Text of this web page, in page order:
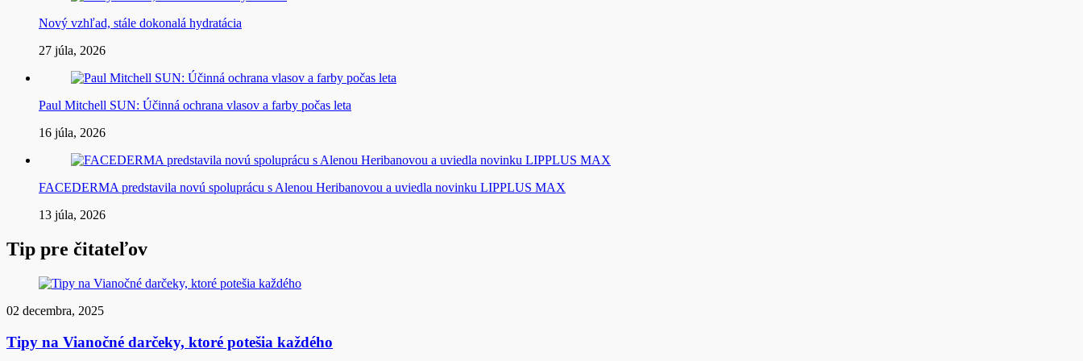
Nový vzhľad, stále dokonalá hydratácia
27 júla, 2026
Paul Mitchell SUN: Účinná ochrana vlasov a farby počas leta
16 júla, 2026
FACEDERMA predstavila novú spoluprácu s Alenou Heribanovou a uviedla novinku LIPPLUS MAX
13 júla, 2026
Tip pre čitateľov
02 decembra, 2025
Tipy na Vianočné darčeky, ktoré potešia každého